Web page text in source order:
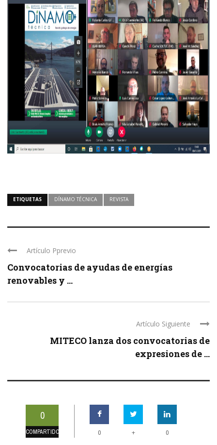
ETIQUETAS DÍNAMO TÉCNICA REVISTA
Artículo Pprevio
Convocatorias de ayudas de energías
renovables y ...
Artículo Siguiente
MITECO lanza dos convocatorias de
expresiones de ...
0
COMPARTIDOS 0 + 0